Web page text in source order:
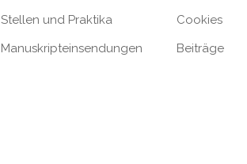
Stellen und Praktika
Manuskripteinsendungen
Cookies
Beiträge